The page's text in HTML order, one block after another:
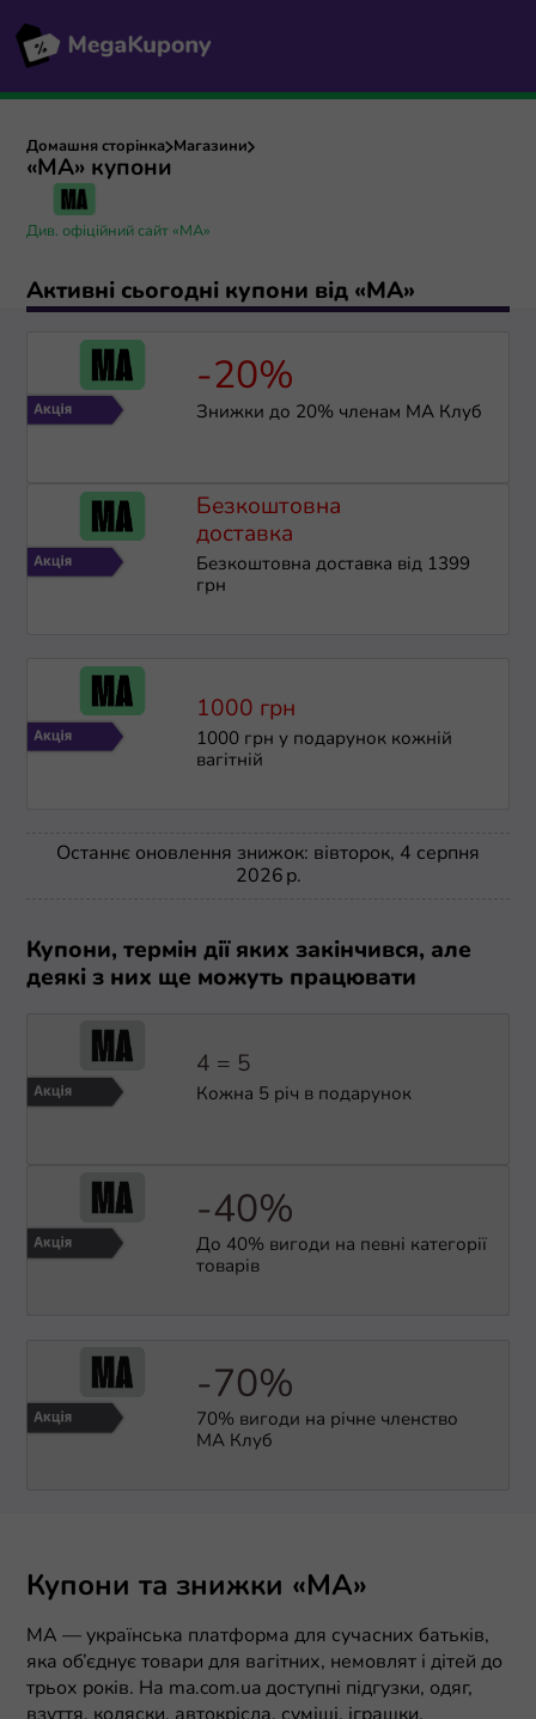
Домашня сторінка Магазини
«МА» купони
Див. офіційний сайт «МА»
Активні сьогодні купони від «МА»
-20%
Знижки до 20% членам МА Клуб
Безкоштовна
доставка
Безкоштовна доставка від 1399
грн
1000 грн
1000 грн у подарунок кожній
вагітній
Останнє оновлення знижок: вівторок, 4 серпня
2026 р.
Купони, термін дії яких закінчився, але
деякі з них ще можуть працювати
4 = 5
Кожна 5 річ в подарунок
-40%
До 40% вигоди на певні категорії
товарів
-70%
70% вигоди на річне членство
МА Клуб
Купони та знижки «МА»
MA — українська платформа для сучасних батьків,
яка об’єднує товари для вагітних, немовлят і дітей до
трьох років. На ma.com.ua доступні підгузки, одяг,